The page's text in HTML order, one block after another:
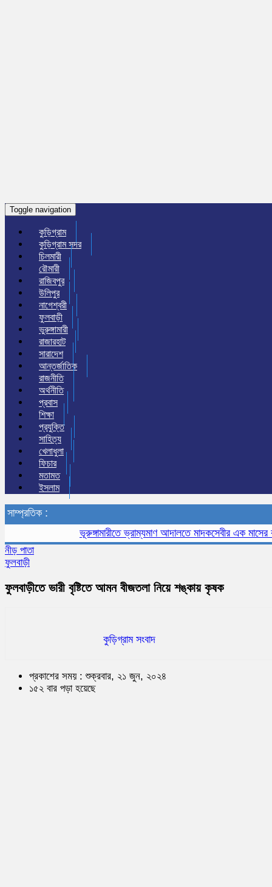
Toggle navigation
কুড়িগ্রাম
কুড়িগ্রাম সদর
চিলমারী
রৌমারী
রাজিবপুর
উলিপুর
নাগেশ্বরী
ফুলবাড়ী
ভুরুঙ্গামারী
রাজারহাট
সারাদেশ
আন্তর্জাতিক
রাজনীতি
অর্থনীতি
প্রবাস
শিক্ষা
প্রযুক্তি
সাহিত্য
খেলাধুলা
ফিচার
মতামত
ইসলাম
সাম্প্রতিক :
ভূরুঙ্গামারীতে ভ্রাম্যমাণ আদালতে মাদকসেবীর এক মাসের
নীড় পাতা
ফুলবাড়ী
ফুলবাড়ীতে ভারী বৃষ্টিতে আমন বীজতলা নিয়ে শঙ্কায় কৃষক
কুড়িগ্রাম সংবাদ
প্রকাশের সময় : শুক্রবার, ২১ জুন, ২০২৪
১৫২ বার পড়া হয়েছে